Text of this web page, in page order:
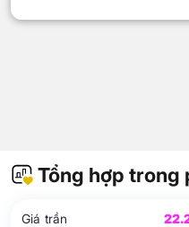
Tổng hợp trong
Giá trần